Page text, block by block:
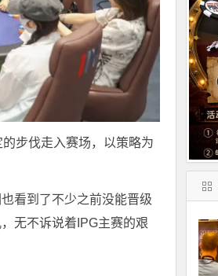
步伐走入赛场，以策略为
看到了不少之前没能晋级
无不诉说着IPG主赛的艰